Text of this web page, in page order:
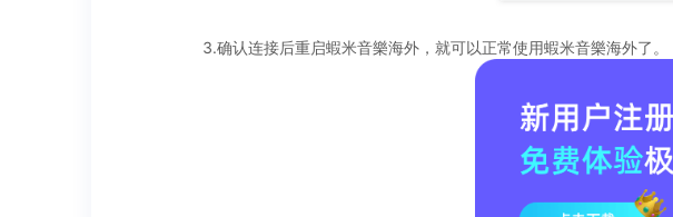
3.确认连接后重启蝦米音樂海外，就可以正常使用蝦米音樂海外了。